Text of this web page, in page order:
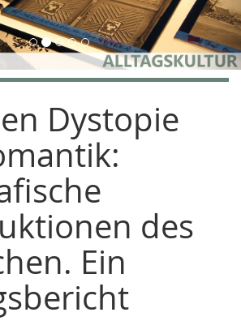
Dystopie
des
Ein